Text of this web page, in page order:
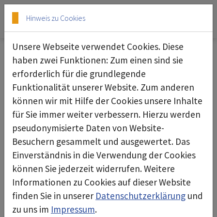
Skip to main content
Skip to page footer
Ersatzteile: Garantie für hohe
Qualität und lange Lebensdauer
deconta bietet ein außergewöhnliches
Sortiment an Ersatzteilen für alle Standard-
Produkte. Derzeit können wir alle Teile unserer
Produkte ersetzen, sodass Ihre defekten Geräte
jederzeit wieder die optimale Leistung erbringen
können.
Sprechen Sie einfach unsere Experten aus dem
Service Team an. Dort werden Sie fachmännisch
beraten und erhalten schnelle Hilfe.
Hinweis zu Cookies
Unsere Webseite verwendet Cookies. Diese
haben zwei Funktionen: Zum einen sind sie
erforderlich für die grundlegende
Funktionalität unserer Website. Zum anderen
können wir mit Hilfe der Cookies unsere Inhalte
für Sie immer weiter verbessern. Hierzu werden
pseudonymisierte Daten von Website-
Besuchern gesammelt und ausgewertet. Das
Einverständnis in die Verwendung der Cookies
können Sie jederzeit widerrufen. Weitere
Informationen zu Cookies auf dieser Website
finden Sie in unserer Datenschutzerklärung und
zu uns im Impressum.